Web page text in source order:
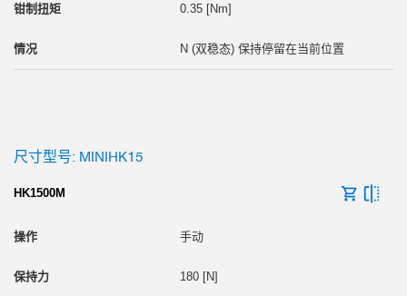
0.35 [Nm]
N (双稳态) 保持停留在当前位置
尺寸型号: MINIHK15
HK1500M
手动
180 [N]